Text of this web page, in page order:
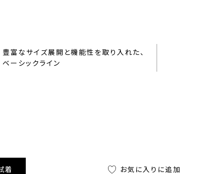
豊富なサイズ展開と機能性を取り入れた、
ベーシックライン
着 お気に入りに追加